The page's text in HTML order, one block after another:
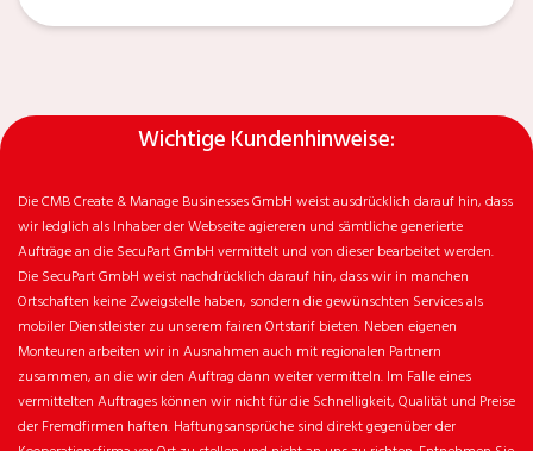
Wichtige Kundenhinweise:
Die CMB Create & Manage Businesses GmbH weist ausdrücklich darauf hin, dass
wir ledglich als Inhaber der Webseite agiereren und sämtliche generierte
Aufträge an die SecuPart GmbH vermittelt und von dieser bearbeitet werden.
Die SecuPart GmbH weist nachdrücklich darauf hin, dass wir in manchen
Ortschaften keine Zweigstelle haben, sondern die gewünschten Services als
mobiler Dienstleister zu unserem fairen Ortstarif bieten. Neben eigenen
Monteuren arbeiten wir in Ausnahmen auch mit regionalen Partnern
zusammen, an die wir den Auftrag dann weiter vermitteln. Im Falle eines
vermittelten Auftrages können wir nicht für die Schnelligkeit, Qualität und Preise
der Fremdfirmen haften. Haftungsansprüche sind direkt gegenüber der